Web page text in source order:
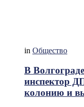
in Общество
В
инспектор
колонию и